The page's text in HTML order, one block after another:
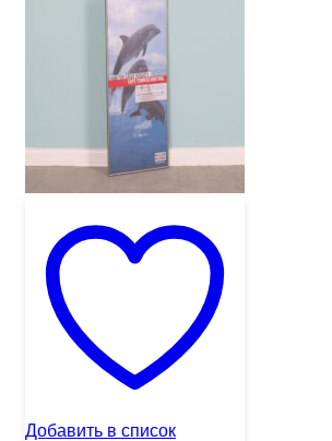
Добавить в список